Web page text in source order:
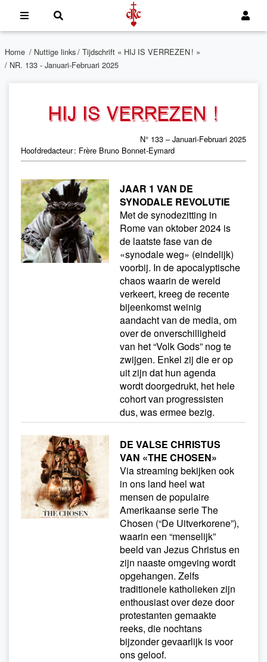
Home / Nuttige links/ Tijdschrift « HIJ IS VERREZEN ! »
/ NR. 133 - Januari-Februari 2025
HIJ IS VERREZEN !
N° 133 – Januari-Februari 2025
Hoofdredacteur : Frère Bruno Bonnet-Eymard
JAAR 1 VAN DE
SYNODALE REVOLUTIE
Met de synodezitting in
Rome van oktober 2024 is
de laatste fase van de
«synodale weg» (eindelijk)
voorbij. In de apocalyptische
chaos waarin de wereld
verkeert, kreeg de recente
bijeenkomst weinig
aandacht van de media, om
over de onverschilligheid
van het “Volk Gods” nog te
zwijgen. Enkel zij die er op
uit zijn dat hun agenda
wordt doorgedrukt, het hele
cohort van progressisten
dus, was ermee bezig.
DE VALSE CHRISTUS
VAN «THE CHOSEN»
Via streaming bekijken ook
in ons land heel wat
mensen de populaire
Amerikaanse serie The
Chosen (“De Uitverkorene”),
waarin een “menselijk”
beeld van Jezus Christus en
zijn naaste omgeving wordt
opgehangen. Zelfs
traditionele katholieken zijn
enthousiast over deze door
protestanten gemaakte
reeks, die nochtans
bijzonder gevaarlijk is voor
ons geloof.